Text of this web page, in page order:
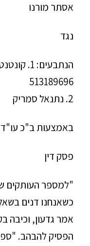
אסתר מורנו
נגד
הנתבעים:
513189696
2. נתנאל סמריק
באמצעות ב"כ
פסק דין
"למספר העותקים
כשאנחנו דנים
אמר גדעון, וכיבה
הפסיק להבהב.